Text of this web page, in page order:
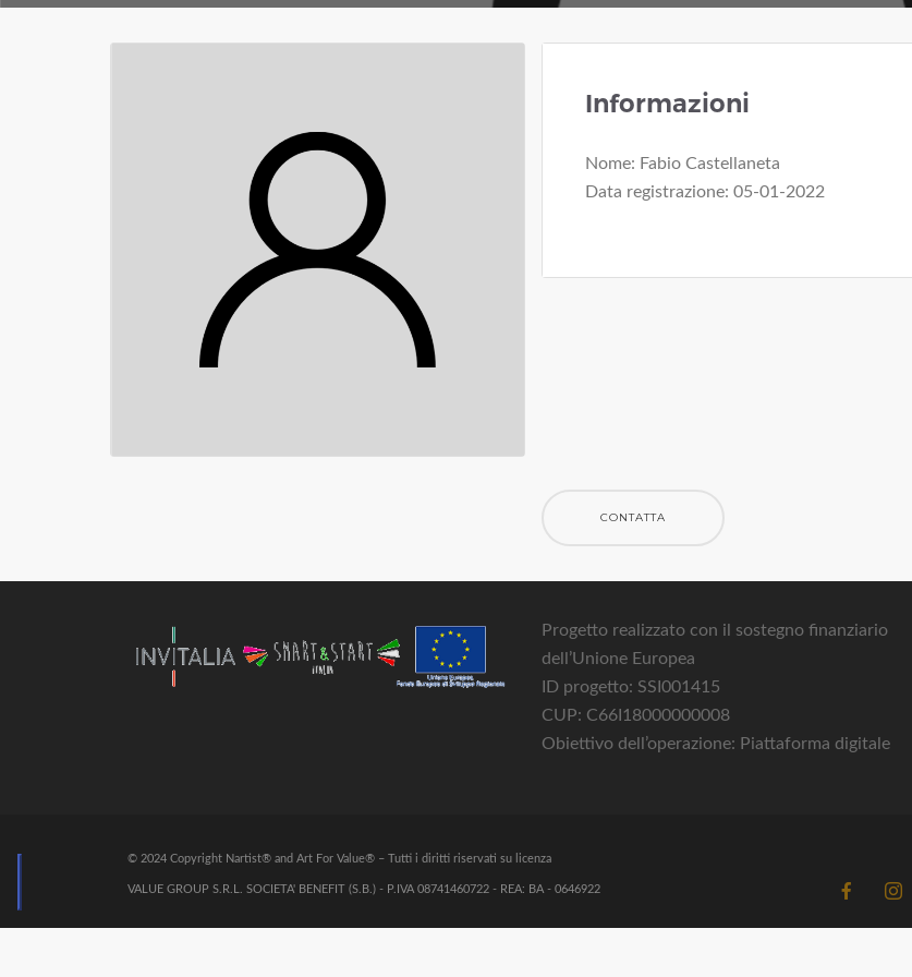
Informazioni
Nome: Fabio Castellaneta
Data registrazione: 05-01-2022
CONTATTA
Progetto realizzato con il sostegno finanziario
dell’Unione Europea
ID progetto: SSI001415
CUP: C66I18000000008
Obiettivo dell’operazione: Piattaforma digitale
© 2024 Copyright Nartist® and Art For Value® – Tutti i diritti riservati su licenza
VALUE GROUP S.R.L. SOCIETA' BENEFIT (S.B.) - P.IVA 08741460722 - REA: BA - 0646922